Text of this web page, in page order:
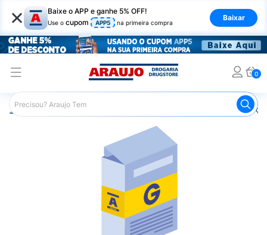
× Baixe o APP e ganhe 5% OFF!
Use o cupom APP5 na primeira compra
Baixar
0
Araujo Medicamentos Remédios para Alergias e